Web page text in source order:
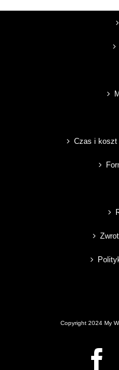
Czas i koszt
Copyright 2024 My